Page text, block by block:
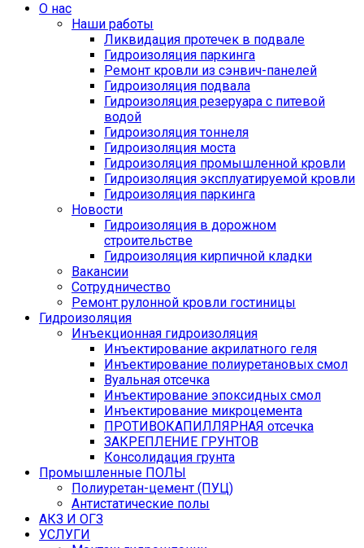
О нас
Наши работы
Ликвидация протечек в подвале
Гидроизоляция паркинга
Ремонт кровли из сэнвич-панелей
Гидроизоляция подвала
Гидроизоляция резеруара с питевой
водой
Гидроизоляция тоннеля
Гидроизоляция моста
Гидроизоляция промышленной кровли
Гидроизоляция эксплуатируемой кровли
Гидроизоляция паркинга
Новости
Гидроизоляция в дорожном
строительстве
Гидроизоляция кирпичной кладки
Вакансии
Сотрудничество
Ремонт рулонной кровли гостиницы
Гидроизоляция
Инъекционная гидроизоляция
Инъектирование акрилатного геля
Инъектирование полиуретановых смол
Вуальная отсечка
Инъектирование эпоксидных смол
Инъектирование микроцемента
ПРОТИВОКАПИЛЛЯРНАЯ отсечка
ЗАКРЕПЛЕНИЕ ГРУНТОВ
Консолидация грунта
Промышленные ПОЛЫ
Полиуретан-цемент (ПУЦ)
Антистатические полы
АКЗ И ОГЗ
УСЛУГИ